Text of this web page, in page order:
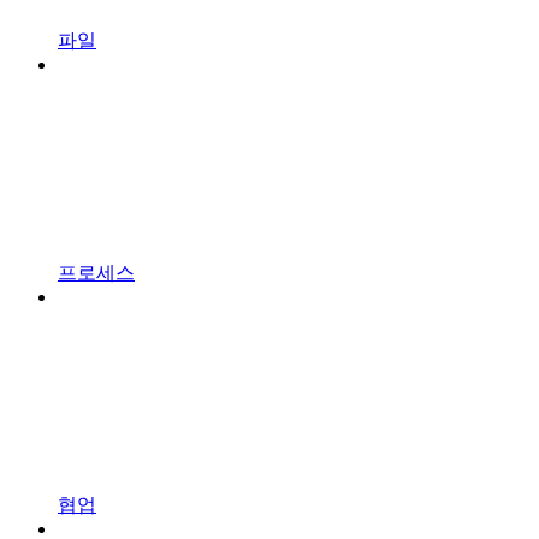
파일
프로세스
협업